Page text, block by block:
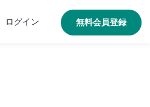
ログイン 無料会員登録